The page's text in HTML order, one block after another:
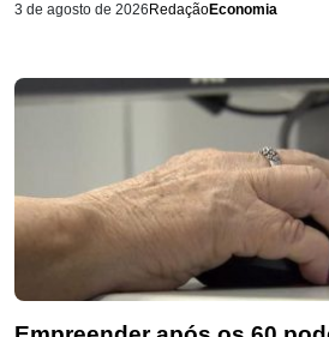
3 de agosto de 2026 RedaçãoEconomia